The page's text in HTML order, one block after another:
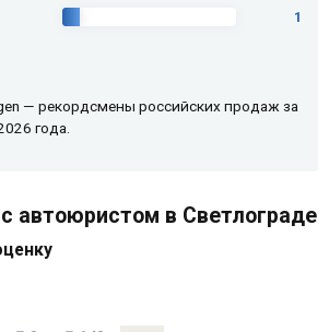
1
— рекордсмены российских продаж за
года.
автоюристом в Светлограде